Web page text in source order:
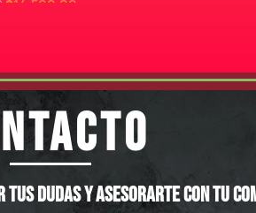
$14.500,00
dudas y asesorarte con tu